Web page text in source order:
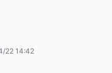
22 14:42